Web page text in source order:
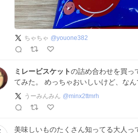
ちゃちゃ @youone382
ミレービスケットの詰め合わせを買っ
てみた。 めっちゃおいしいけど、な
うーみんみん @minx2ttmrh
美味しいものたくさん知ってる大人